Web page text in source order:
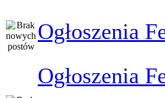
Ogłoszenia
Ogłoszenia